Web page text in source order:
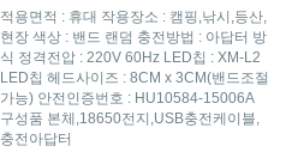
적용면적 : 휴대 작용장소 : 캠핑,낚시,등산,
현장 색상 : 밴드 랜덤 충전방법 : 아답터 방
식 정격전압 : 220V 60Hz LED칩 : XM-L2
LED칩 헤드사이즈 : 8CM x 3CM(밴드조절
가능) 안전인증번호 : HU10584-15006A
구성품 본체,18650전지,USB충전케이블,
충전아답터